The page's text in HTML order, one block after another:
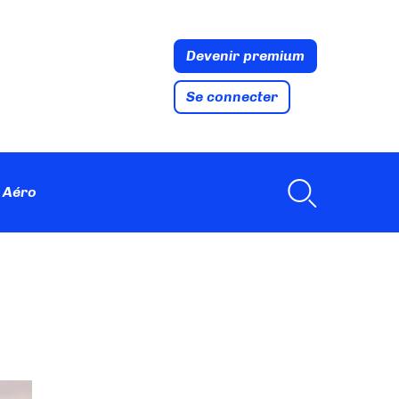
Devenir premium
Se connecter